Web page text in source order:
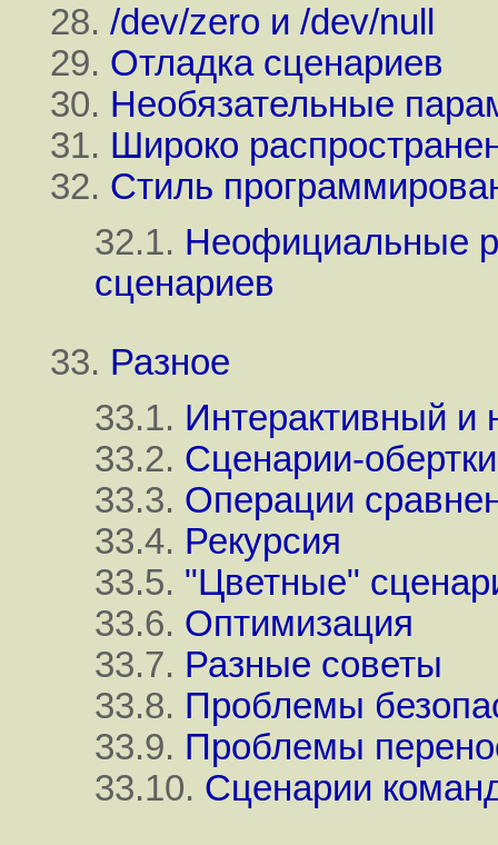
28. /dev/zero и /dev/null
29. Отладка сценариев
30. Необязательные
31. Широко
32. Стиль
32.1. Неофициальные
сценариев
33. Разное
33.1. Интерактивный и
33.2. Сценарии-обертки
33.3. Операции
33.4. Рекурсия
33.5. "Цветные"
33.6. Оптимизация
33.7. Разные советы
33.8. Проблемы
33.9. Проблемы
33.10. Сценарии